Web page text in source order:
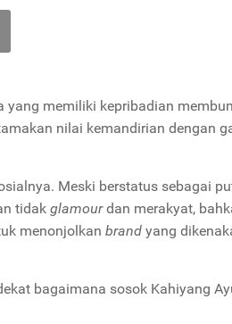
memiliki kepribadian
nilai kemandirian dengan
Meski berstatus sebagai
tidak glamourdan merakyat,
menonjolkan brand yang
bagaimana sosok Kahiyang